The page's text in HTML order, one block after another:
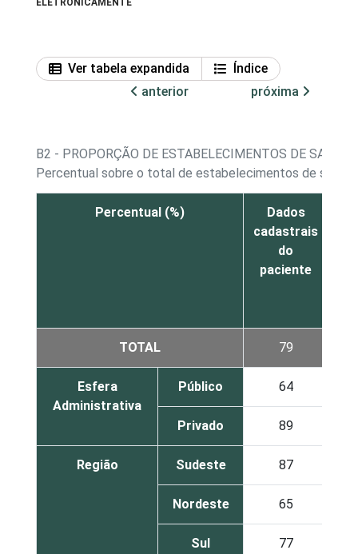
ELETRONICAMENTE
Ver tabela expandida
Índice
anterior
próxima
B2 - PROPORÇÃO DE ESTABELECIMENTOS DE
Percentual sobre o total de estabelecimentos de
Percentual (%)
Dados
cadastrais
do
paciente
TOTAL 79
Esfera
Administrativa
Público 64
Privado 89
Região Sudeste 87
Nordeste 65
Sul 77